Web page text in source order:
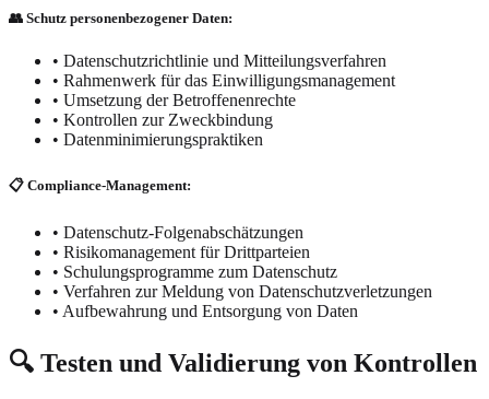
👥 Schutz personenbezogener Daten:
• Datenschutzrichtlinie und Mitteilungsverfahren
• Rahmenwerk für das Einwilligungsmanagement
• Umsetzung der Betroffenenrechte
• Kontrollen zur Zweckbindung
• Datenminimierungspraktiken
📋 Compliance-Management:
• Datenschutz-Folgenabschätzungen
• Risikomanagement für Drittparteien
• Schulungsprogramme zum Datenschutz
• Verfahren zur Meldung von Datenschutzverletzungen
• Aufbewahrung und Entsorgung von Daten
🔍 Testen und Validierung von Kontrollen